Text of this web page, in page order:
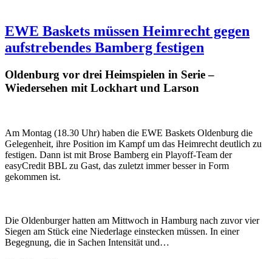
EWE Baskets müssen Heimrecht gegen
aufstrebendes Bamberg festigen
Oldenburg vor drei Heimspielen in Serie –
Wiedersehen mit Lockhart und Larson
Am Montag (18.30 Uhr) haben die EWE Baskets Oldenburg die
Gelegenheit, ihre Position im Kampf um das Heimrecht deutlich zu
festigen. Dann ist mit Brose Bamberg ein Playoff-Team der
easyCredit BBL zu Gast, das zuletzt immer besser in Form
gekommen ist.
Die Oldenburger hatten am Mittwoch in Hamburg nach zuvor vier
Siegen am Stück eine Niederlage einstecken müssen. In einer
Begegnung, die in Sachen Intensität und…